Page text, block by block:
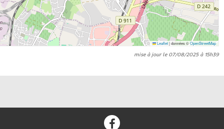
Leaflet|données ©OpenStreetMap
mise à jour le 07/08/2025 à 15h39